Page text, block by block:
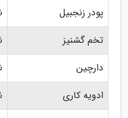
پودر زنجبیل
تخم گشنیز
دارچین
ادویه کاری